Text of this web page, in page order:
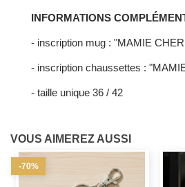
INFORMATIONS
- inscription mug : "MAMIE
- inscription chaussettes :
- taille unique 36 / 42
VOUS AIMEREZ AUSSI
-70%